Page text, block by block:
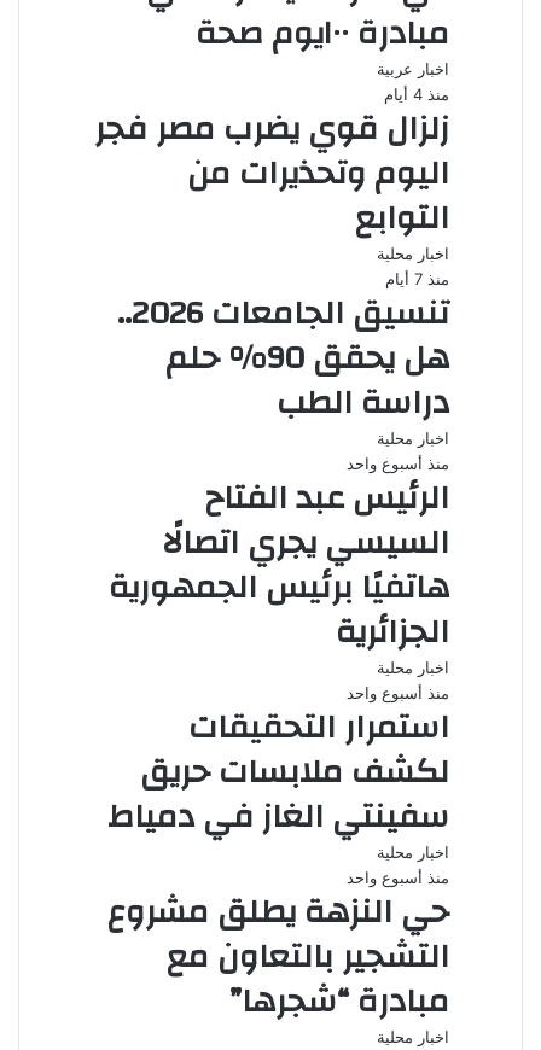
مبادرة ١٠٠يوم صحة
اخبار عربية
منذ 4 أيام
زلزال قوي يضرب مصر فجر
اليوم وتحذيرات من
التوابع
اخبار محلية
منذ 7 أيام
تنسيق الجامعات 2026..
هل يحقق 90% حلم
دراسة الطب
اخبار محلية
منذ أسبوع واحد
الرئيس عبد الفتاح
السيسي يجري اتصالًا
هاتفيًا برئيس الجمهورية
الجزائرية
اخبار محلية
منذ أسبوع واحد
استمرار التحقيقات
لكشف ملابسات حريق
سفينتي الغاز في دمياط
اخبار محلية
منذ أسبوع واحد
حي النزهة يطلق مشروع
التشجير بالتعاون مع
مبادرة “شجرها”
اخبار محلية